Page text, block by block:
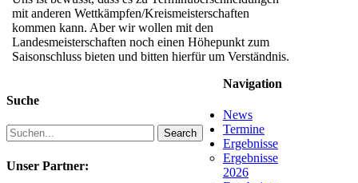
mit anderen Wettkämpfen/Kreismeisterschaften
kommen kann. Aber wir wollen mit den
Landesmeisterschaften noch einen Höhepunkt zum
Saisonschluss bieten und bitten hierfür um Verständnis.
Suche
Search
Unser Partner:
Navigation
News
Termine
Ergebnisse
Ergebnisse
2026